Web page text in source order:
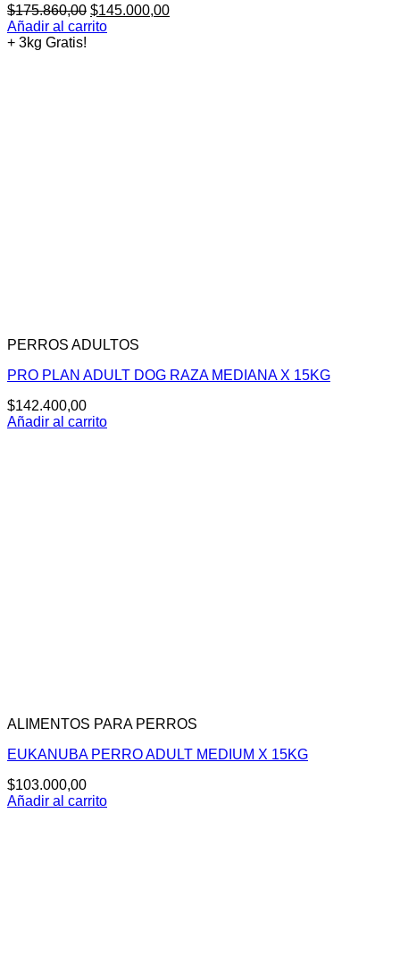
$175.860,00 El
precio
$145.000,00El
Añadir al carrito
+ 3kg Gratis!
PERROS ADULTOS
PRO PLAN ADULT DOG RAZA MEDIANA X 15KG
$142.400,00
Añadir al carrito
ALIMENTOS PARA PERROS
EUKANUBA PERRO ADULT MEDIUM X 15KG
$103.000,00
Añadir al carrito